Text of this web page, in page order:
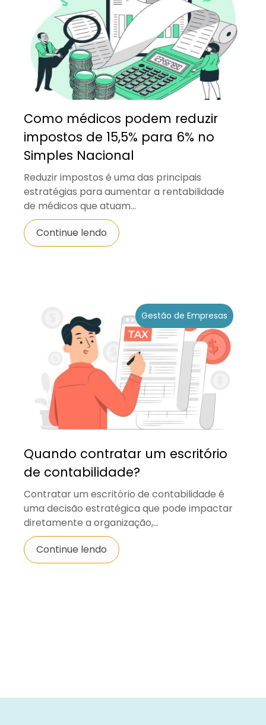
Como médicos podem reduzir
impostos de 15,5% para 6% no
Simples Nacional
Reduzir impostos é uma das principais
estratégias para aumentar a rentabilidade
de médicos que atuam...
Continue lendo
Gestão de Empresas
Quando contratar um escritório
de contabilidade?
Contratar um escritório de contabilidade é
uma decisão estratégica que pode impactar
diretamente a organização,...
Continue lendo